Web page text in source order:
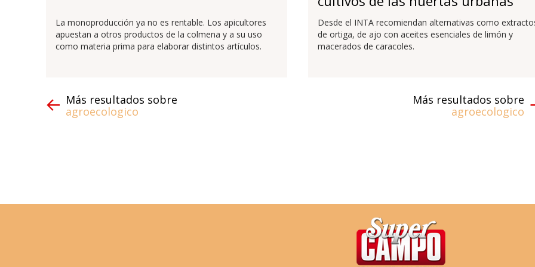
La monoproducción ya no es rentable. Los apicultores
apuestan a otros productos de la colmena y a su uso
como materia prima para elaborar distintos artículos.
Desde el INTA recomiendan alternativas como
de ortiga, de ajo con aceites esenciales de limón y
macerados de caracoles.
Más resultados sobre
agroecologico
Más resultados sobre
agroecologico